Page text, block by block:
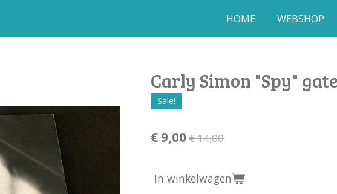
HOME WEBSHOP
Carly Simon "Spy"
Sale!
€ 9,00 € 14,00
In winkelwagen